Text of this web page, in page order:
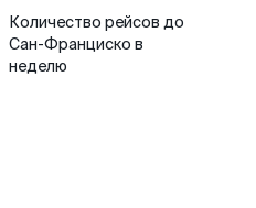
Количество рейсов до
Сан-Франциско в
неделю